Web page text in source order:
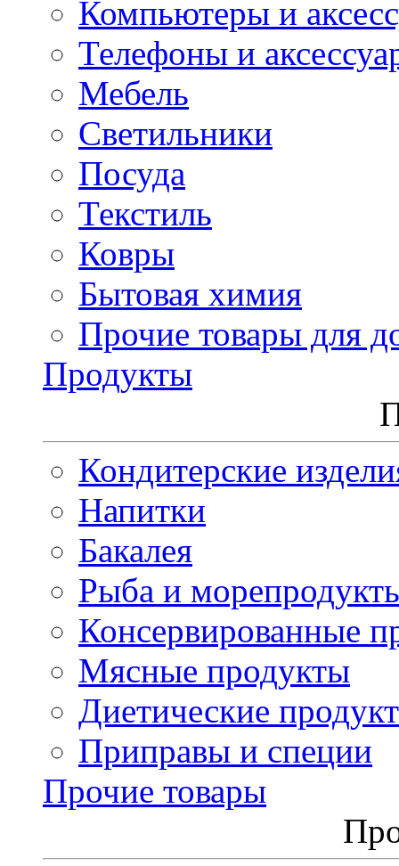
Компьютеры и
Телефоны и
Мебель
Светильники
Посуда
Текстиль
Ковры
Бытовая химия
Прочие товары для
Продукты
Кондитерские
Напитки
Бакалея
Рыба и
Консервированные
Мясные продукты
Диетические
Приправы и специи
Прочие товары